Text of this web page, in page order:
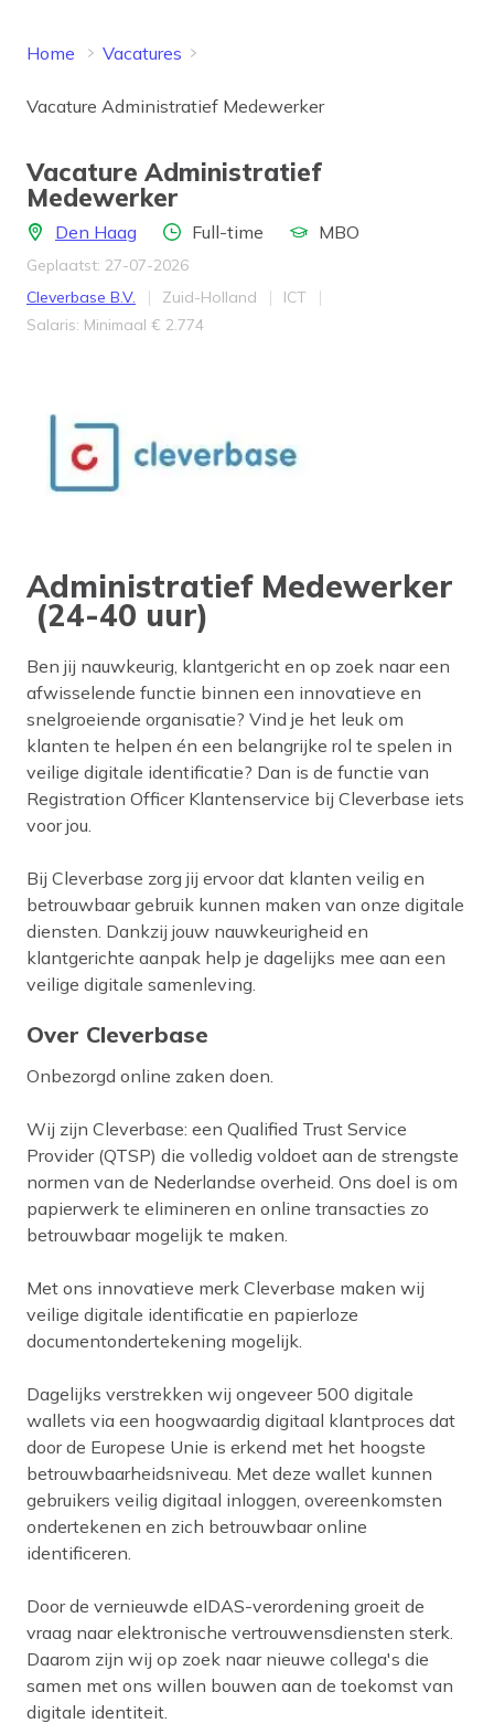
Home Vacatures
Vacature Administratief Medewerker
Vacature Administratief
Medewerker
LocatieDen Haag Aantal uren
Full-time Opleidingsniveau
MBO
Geplaatst: 27-07-2026
Bedrijf
Cleverbase B.V. Provincie
Zuid-Holland Werkveld
ICT
Salaris
Salaris: Minimaal € 2.774
Administratief Medewerker
(24-40 uur)
Ben jij nauwkeurig, klantgericht en op zoek naar een
afwisselende functie binnen een innovatieve en
snelgroeiende organisatie? Vind je het leuk om
klanten te helpen én een belangrijke rol te spelen in
veilige digitale identificatie? Dan is de functie van
Registration Officer Klantenservice bij Cleverbase iets
voor jou.
Bij Cleverbase zorg jij ervoor dat klanten veilig en
betrouwbaar gebruik kunnen maken van onze digitale
diensten. Dankzij jouw nauwkeurigheid en
klantgerichte aanpak help je dagelijks mee aan een
veilige digitale samenleving.
Over Cleverbase
Onbezorgd online zaken doen.
Wij zijn Cleverbase: een Qualified Trust Service
Provider (QTSP) die volledig voldoet aan de strengste
normen van de Nederlandse overheid. Ons doel is om
papierwerk te elimineren en online transacties zo
betrouwbaar mogelijk te maken.
Met ons innovatieve merk Cleverbase maken wij
veilige digitale identificatie en papierloze
documentondertekening mogelijk.
Dagelijks verstrekken wij ongeveer 500 digitale
wallets via een hoogwaardig digitaal klantproces dat
door de Europese Unie is erkend met het hoogste
betrouwbaarheidsniveau. Met deze wallet kunnen
gebruikers veilig digitaal inloggen, overeenkomsten
ondertekenen en zich betrouwbaar online
identificeren.
Door de vernieuwde eIDAS-verordening groeit de
vraag naar elektronische vertrouwensdiensten sterk.
Daarom zijn wij op zoek naar nieuwe collega's die
samen met ons willen bouwen aan de toekomst van
digitale identiteit.